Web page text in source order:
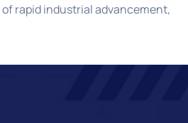
rapid industrial advancement,